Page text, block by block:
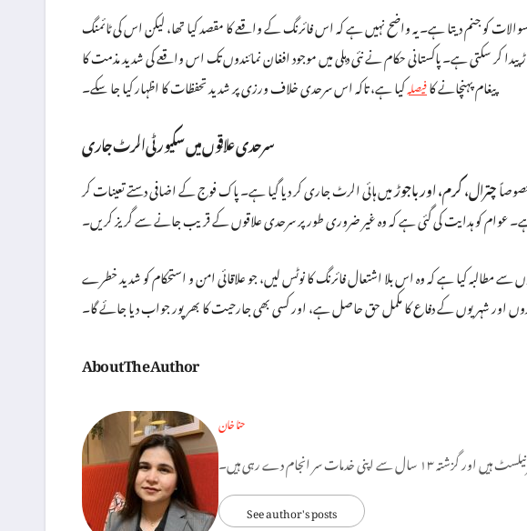
کو جنم دیتا ہے۔ یہ واضح نہیں ہے کہ اس فائرنگ کے واقعے کا مقصد کیا تھا، لیکن اس کی ٹائمنگ
کر سکتی ہے۔ پاکستانی حکام نے نئی دہلی میں موجود افغان نمائندوں تک اس واقعے کی شدید مذمت کا
پیغام پہنچانے کافیصلہکیا ہے، تاکہ اس سرحدی خلاف ورزی پر شدید تحفظات کا اظہار کیا جا سکے۔
سرحدی علاقوں میں سکیورٹی الرٹ جاری
چترال، کرم، اور باجوڑمیں ہائی الرٹ جاری کر دیا گیا ہے۔ پاک فوج کے اضافی دستے تعینات کر
ہے۔ عوام کو ہدایت کی گئی ہے کہ وہ غیر ضروری طور پر سرحدی علاقوں کے قریب جانے سے گریز کریں۔
مطالبہ کیا ہے کہ وہ اس بلا اشتعال فائرنگ کا نوٹس لیں، جو علاقائی امن و استحکام کو شدید خطرے
اور شہریوں کے دفاع کا مکمل حق حاصل ہے، اور کسی بھی جارحیت کا بھرپور جواب دیا جائے گا۔
About The Author
حنا خان
سے اپنی خدمات سر انجام دے رہی ہیں۔
See author's posts